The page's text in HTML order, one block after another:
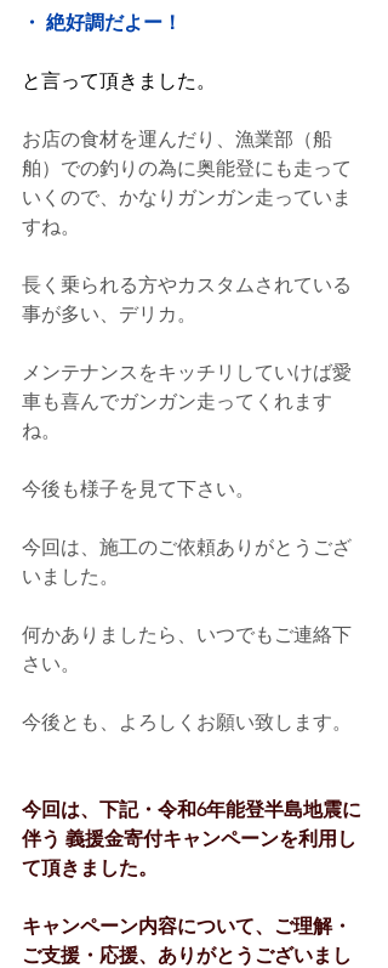
・ 絶好調だよー！
と言って頂きました。
お店の食材を運んだり、漁業部（船
舶）での釣りの為に奥能登にも走って
いくので、かなりガンガン走っていま
すね。
長く乗られる方やカスタムされている
事が多い、デリカ。
メンテナンスをキッチリしていけば愛
車も喜んでガンガン走ってくれます
ね。
今後も様子を見て下さい。
今回は、施工のご依頼ありがとうござ
いました。
何かありましたら、いつでもご連絡下
さい。
今後とも、よろしくお願い致します。
今回は、下記・令和6年能登半島地震に
伴う 義援金寄付キャンペーンを利用し
て頂きました。
キャンペーン内容について、ご理解・
ご支援・応援、ありがとうございまし